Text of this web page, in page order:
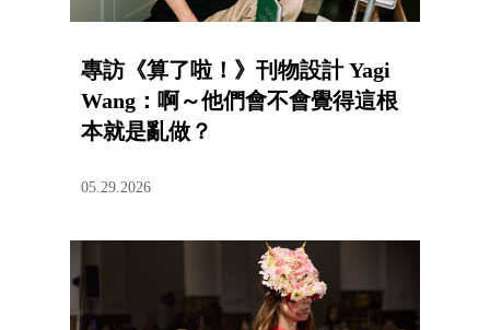
專訪《算了啦！》刊物設計 Yagi
Wang：啊～他們會不會覺得這根
本就是亂做？
05.29.2026